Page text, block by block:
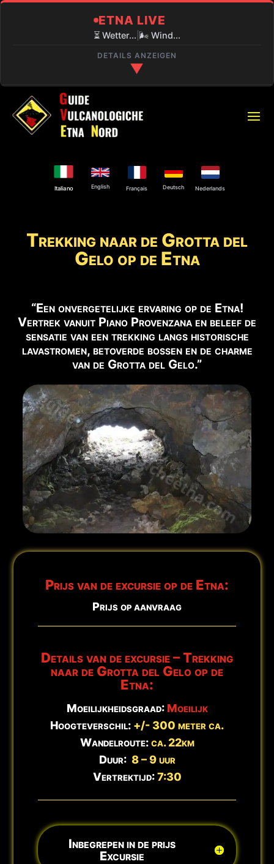
ETNA LIVE
⏳ Wetter... 🌬️ Wind...
DETAILS ANZEIGEN
▼
🔍 AKTUELLE LAGE
⏳ PIANO PROVENZANA (1800M)
SCHNEELAGE
180 Zentimeter Ca. Pisten geschlossen.
Explosive Aktivität am Nordostkrater und an
der Bocca Nuova.
Nur mit autorisiertem Guide.
📹 BLICK AUF DEN VULKAN
Live-Webcam ansehen →
Nachfolgend finden Sie die in diesem Zeitraum
verfügbaren Ausflüge:
❄️ Krater von 2002 oder Schneeschuh (bei
Schnee)
Buchen
→
🌋 Trekking 3000m Etna Süd Buchen →
ℹ️
Hinweis:Wanderschuhe erforderlich. Aktualisiert:8. August -
Italiano English Français Deutsch Nederlands
Trekking naar de Grotta del
Gelo op de Etna
“Een onvergetelijke ervaring op de Etna!
Vertrek vanuit Piano Provenzana en beleef de
sensatie van een trekking langs historische
lavastromen, betoverde bossen en de charme
van de Grotta del Gelo.”
Prijs van de excursie op de Etna:
Prijs op aanvraag
Details van de excursie – Trekking
naar de Grotta del Gelo op de
Etna:
Moeilijkheidsgraad: Moeilijk
Hoogteverschil: +/- 300 meter ca.
Wandelroute:ca. 22km
Duur: 8 – 9 uur
Vertrektijd:7:30
Inbegrepen in de prijs
Excursie